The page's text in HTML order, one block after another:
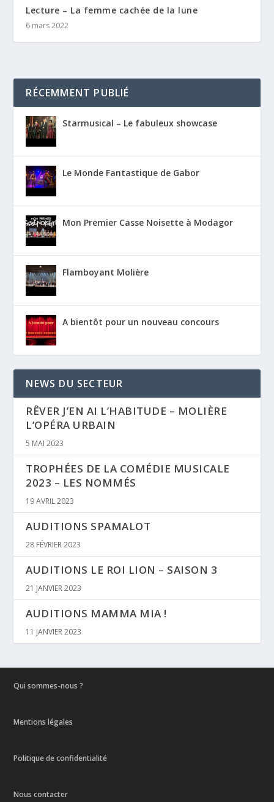
Lecture – La femme cachée de la lune
6 mars 2022
RÉCEMMENT PUBLIÉ
Starmusical – Le fabuleux showcase
Le Monde Fantastique de Gabor
Mon Premier Casse Noisette à Modagor
Flamboyant Molière
A bientôt pour un nouveau concours
NEWS DU SECTEUR
RÊVER J’EN AI L’HABITUDE – MOLIÈRE
L’OPÉRA URBAIN
5 MAI 2023
TROPHÉES DE LA COMÉDIE MUSICALE
2023 – LES NOMMÉS
19 AVRIL 2023
AUDITIONS SPAMALOT
28 FÉVRIER 2023
AUDITIONS LE ROI LION – SAISON 3
21 JANVIER 2023
AUDITIONS MAMMA MIA !
11 JANVIER 2023
Qui sommes-nous ?
Mentions légales
Politique de confidentialité
Nous contacter